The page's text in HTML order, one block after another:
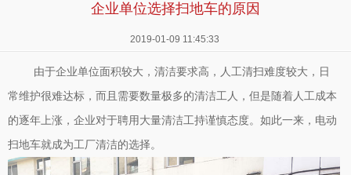
企业单位选择扫地车的原因
2019-01-09 11:45:33
由于企业单位面积较大，清洁要求高，人工清扫难度较大，日
常维护很难达标，而且需要数量极多的清洁工人，但是随着人工成本
的逐年上涨，企业对于聘用大量清洁工持谨慎态度。如此一来，电动
扫地车就成为工厂清洁的选择。